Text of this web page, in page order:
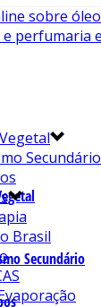
Secundário
Secundário
Brasil